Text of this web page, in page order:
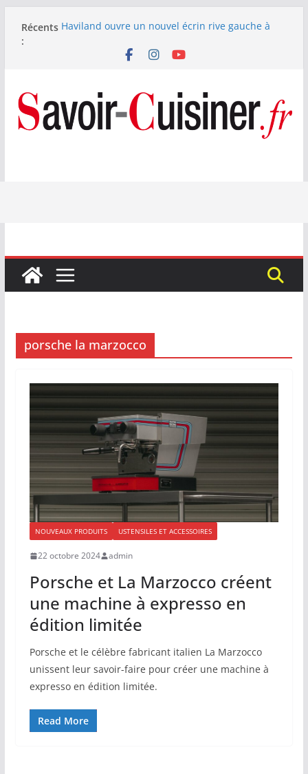
Récents
:
Haviland ouvre un nouvel écrin rive gauche à
Nous avons testé le four à pizza électrique
Little Ice 700 W
Fête des Pères : le digestif se fait gourmand avec
Laphroaig et Arnaud Larher
Catawiki met aux enchères un whisky japonais
porsche la marzocco
NOUVEAUX PRODUITS USTENSILES ET ACCESSOIRES
22 octobre 2024 admin
Porsche et La Marzocco créent
une machine à expresso en
édition limitée
Porsche et le célèbre fabricant italien La Marzocco
unissent leur savoir-faire pour créer une machine à
expresso en édition limitée.
Read More